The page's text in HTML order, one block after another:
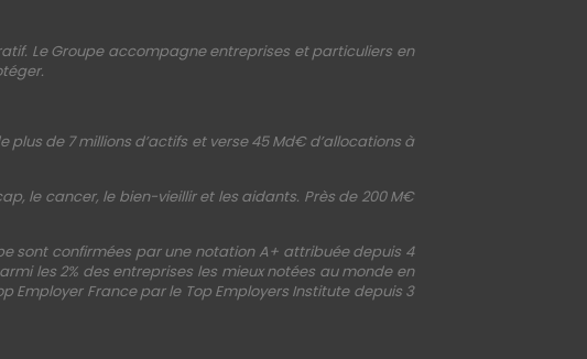
Le Groupe accompagne entreprises et particuliers en
de 7 millions d’actifs et verse 45 Md€ d’allocations à
le cancer, le bien-vieillir et les aidants. Près de 200 M€
sont confirmées par une notation A+ attribuée depuis 4
les 2% des entreprises les mieux notées au monde en
Employer France par le Top Employers Institute depuis 3